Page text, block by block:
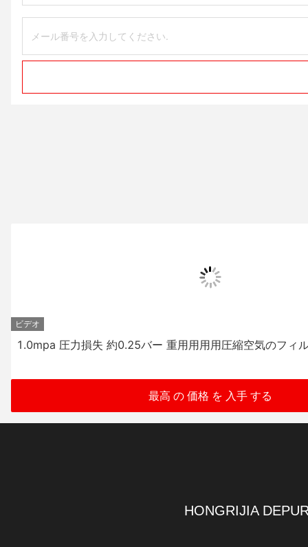
ビデオ
1.0mpa 圧力損失 約0.25バー 重用用用用圧縮空気のフィ
最高 の 価格 を 入手 する
HONGRIJIA